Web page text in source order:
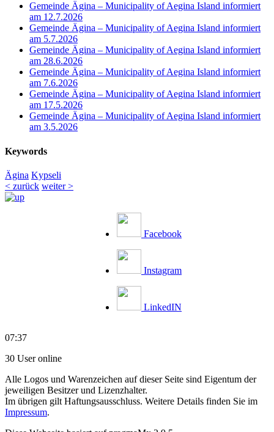
Gemeinde Ägina – Municipality of Aegina Island informiert
am 12.7.2026
Gemeinde Ägina – Municipality of Aegina Island informiert
am 5.7.2026
Gemeinde Ägina – Municipality of Aegina Island informiert
am 28.6.2026
Gemeinde Ägina – Municipality of Aegina Island informiert
am 7.6.2026
Gemeinde Ägina – Municipality of Aegina Island informiert
am 17.5.2026
Gemeinde Ägina – Municipality of Aegina Island informiert
am 3.5.2026
Keywords
Ägina Kypseli
< zurück weiter >
Facebook
Instagram
LinkedIN
07:37
30 User online
Alle Logos und Warenzeichen auf dieser Seite sind Eigentum der
jeweiligen Besitzer und Lizenzhalter.
Im übrigen gilt Haftungsausschluss. Weitere Details finden Sie im
Impressum.